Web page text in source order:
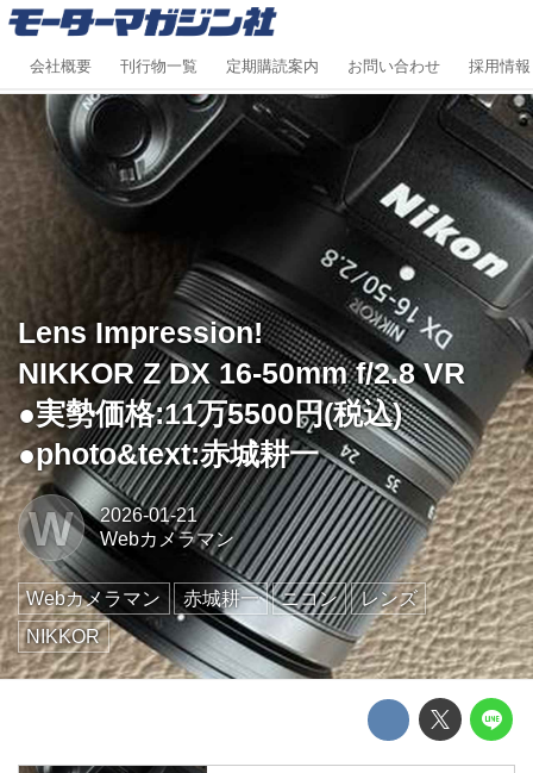
会社概要 刊行物一覧 定期購読案内 お問い合わせ 採用情報
Lens Impression!
NIKKOR Z DX 16-50mm f/2.8 VR
●実勢価格:11万5500円(税込)
●photo&text:赤城耕一
W
2026-01-21
Webカメラマン
Webカメラマン 赤城耕一 ニコン
レンズ
NIKKOR